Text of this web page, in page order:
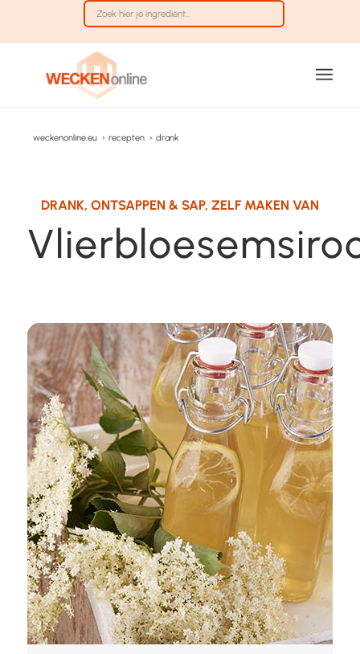
weckenonline.eu › recepten › drank
DRANK, ONTSAPPEN & SAP, ZELF MAKEN VAN